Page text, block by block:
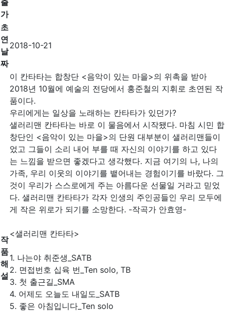
출
가
초
연
날
짜
2018-10-21
작
품
해
설
이 칸타타는 합창단 <음악이 있는 마을>의 위촉을 받아
2018년 10월에 예술의 전당에서 홍준철의 지휘로 초연된 작
품이다.
우리에게는 일상을 노래하는 칸타타가 있던가?
샐러리맨 칸타타는 바로 이 물음에서 시작됐다. 마침 시민 합
창단인 <음악이 있는 마을>의 단원 대부분이 샐러리맨들이
었고 그들이 소리 내어 부를 때 자신의 이야기를 하고 있다
는 느낌을 받으면 좋겠다고 생각했다. 지금 여기의 나, 나의
가족, 우리 이웃의 이야기를 뱉어내는 경험이기를 바랐다. 그
것이 우리가 스스로에게 주는 아름다운 선물일 거라고 믿었
다. 샐러리맨 칸타타가 각자 인생의 주인공들인 우리 모두에
게 작은 위로가 되기를 소망한다. -작곡가 안효영-
<샐러리맨 칸타타>
1. 나는야 취준생_SATB
2. 면접번호 십육 번_Ten solo, TB
3. 첫 출근길_SMA
4. 어제도 오늘도 내일도_SATB
5. 좋은 아침입니다_Ten solo